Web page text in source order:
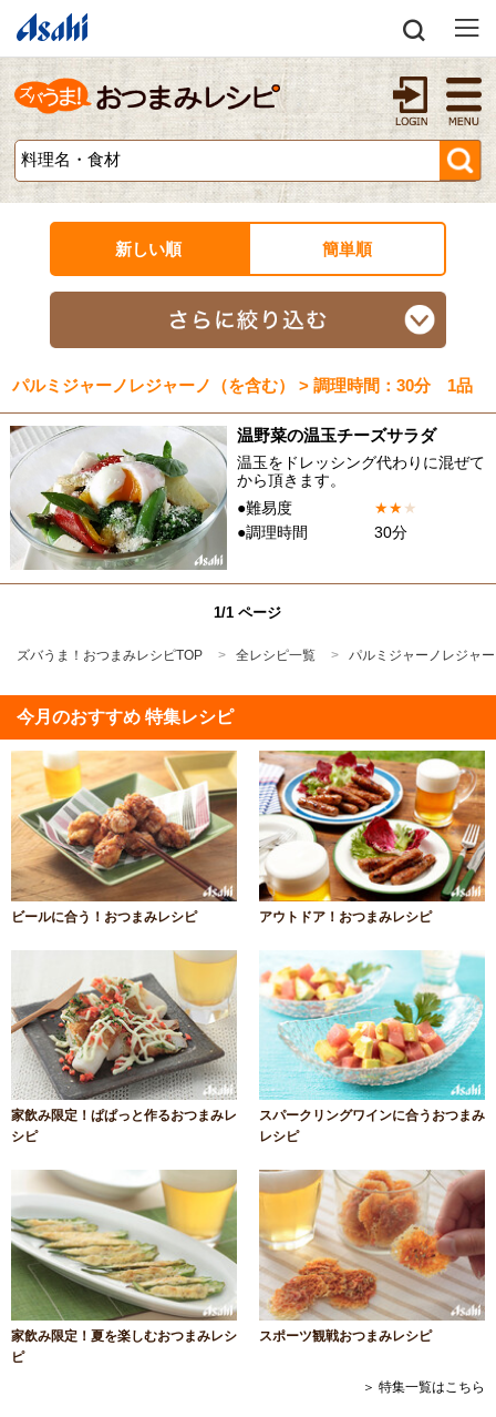
新しい順 簡単順
パルミジャーノレジャーノ（を含む） > 調理時間：30分 1品
温野菜の温玉チーズサラダ
温玉をドレッシング代わりに混ぜて
から頂きます。
●難易度
★★★
●調理時間
30分
1/1 ページ
ズバうま！おつまみレシピTOP 全レシピ一覧 パルミジャーノレジャ
今月のおすすめ 特集レシピ
ビールに合う！おつまみレシピ アウトドア！おつまみレシピ
家飲み限定！ぱぱっと作るおつまみレ
シピ
スパークリングワインに合うおつまみ
レシピ
家飲み限定！夏を楽しむおつまみレシ
ピ
スポーツ観戦おつまみレシピ
＞ 特集一覧はこちら